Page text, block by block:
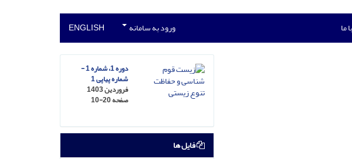
ما ورود به سامانه ENGLISH
دوره 1، شماره 1 -
شماره پیاپی 1
فروردین 1403
صفحه10-20
فایل ها